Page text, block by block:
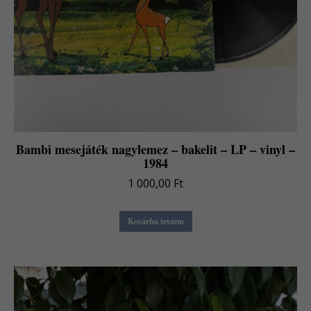
Bambi mesejáték nagylemez – bakelit – LP – vinyl –
1984
1 000,00 Ft
Kosárba teszem